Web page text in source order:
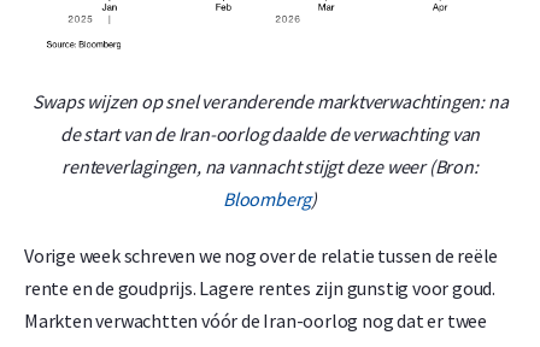
Swaps wijzen op snel veranderende marktverwachtingen: na
de start van de Iran-oorlog daalde de verwachting van
renteverlagingen, na vannacht stijgt deze weer (Bron:
Bloomberg)
Vorige week schreven we nog over de relatie tussen de reële
rente en de goudprijs. Lagere rentes zijn gunstig voor goud.
Markten verwachtten vóór de Iran-oorlog nog dat er twee